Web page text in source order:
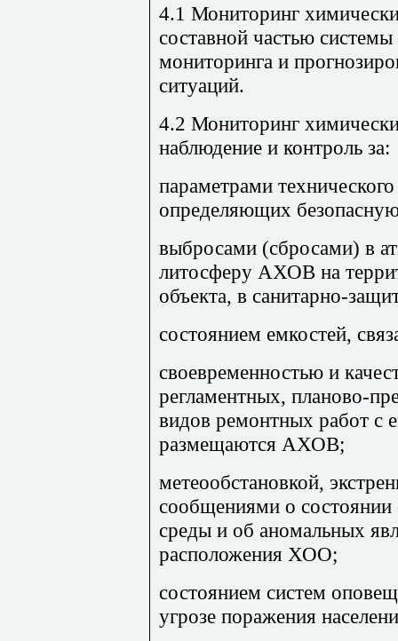
4.1 Мониторинг химически
составной частью системы
мониторинга и
ситуаций.
4.2 Мониторинг
наблюдение и контроль за:
параметрами
определяющих
выбросами (сбросами) в
литосферу АХОВ на
объекта, в санитарно-
состоянием емкостей,
своевременностью и
регламентных, планово-
видов ремонтных работ с
размещаются АХОВ;
метеообстановкой,
сообщениями о
среды и об аномальных
расположения ХОО;
состоянием систем
угрозе поражения